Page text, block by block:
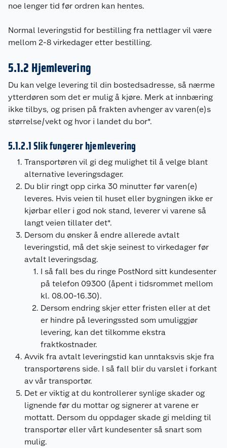
noe lenger tid før ordren kan hentes.
Normal leveringstid for bestilling fra nettlager vil være
mellom 2-8 virkedager etter bestilling.
5.1.2 Hjemlevering
Du kan velge levering til din bostedsadresse, så nærme
ytterdøren som det er mulig å kjøre. Merk at innbæring
ikke tilbys, og prisen på frakten avhenger av varen(e)s
størrelse/vekt og hvor i landet du bor*.
5.1.2.1 Slik fungerer hjemlevering
Transportøren vil gi deg mulighet til å velge blant
alternative leveringsdager.
Du blir ringt opp cirka 30 minutter før varen(e)
leveres. Hvis veien til huset eller bygningen ikke er
kjørbar eller i god nok stand, leverer vi varene så
langt veien tillater det*.
Dersom du ønsker å endre allerede avtalt
leveringstid, må det skje seinest to virkedager før
avtalt leveringsdag.
I så fall bes du ringe PostNord sitt kundesenter
på telefon 09300 (åpent i tidsrommet mellom
kl. 08.00-16.30).
Dersom endring skjer etter fristen eller at det
er hindre på leveringssted som umuliggjør
levering, kan det tilkomme ekstra
fraktkostnader.
Avvik fra avtalt leveringstid kan unntaksvis skje fra
transportørens side. I så fall blir du varslet i forkant
av vår transportør.
Det er viktig at du kontrollerer synlige skader og
lignende før du mottar og signerer at varene er
mottatt. Dersom du oppdager skade gi melding til
transportør eller vårt kundesenter så snart som
mulig.